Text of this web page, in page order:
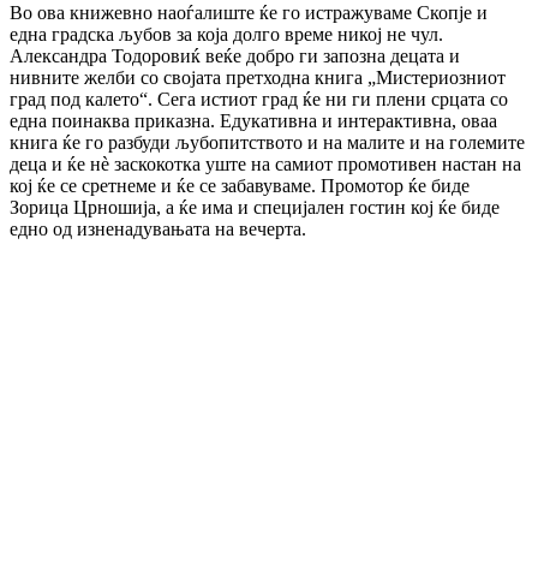
Во ова книжевно наоѓалиште ќе го истражуваме Скопје и
една градска љубов за која долго време никој не чул.
Александра Тодоровиќ веќе добро ги запозна децата и
нивните желби со својата претходна книга „Мистериозниот
град под калето“. Сега истиот град ќе ни ги плени срцата со
една поинаква приказна. Едукативна и интерактивна, оваа
книга ќе го разбуди љубопитството и на малите и на големите
деца и ќе нè заскокотка уште на самиот промотивен настан на
кој ќе се сретнеме и ќе се забавуваме. Промотор ќе биде
Зорица Црношија, а ќе има и специјален гостин кој ќе биде
едно од изненадувањата на вечерта.